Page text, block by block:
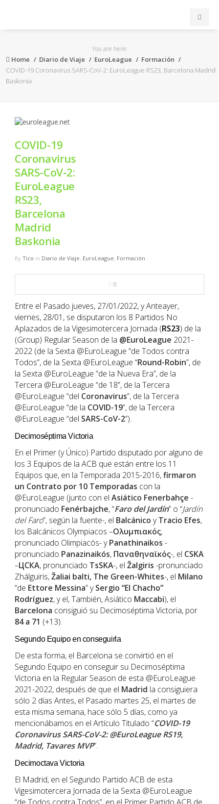
ACB
FEB
FIBA
OTROS
FORMACIÓN
NBA
RIO 2016
You are here:
Home Diario de Viaje EuroLeague
Formación
COVID-19 Coronavirus SARS-CoV-2: EuroLeague RS23, Barcelona Madrid
Baskonia
COVID-19
Coronavirus
SARS-CoV-2:
EuroLeague
RS23,
Barcelona
Madrid
Baskonia
By Tico in Diario de Viaje, EuroLeague, Formación
0
Entre el Pasado jueves, 27/01/2022, y Anteayer,
viernes, 28/01, se disputaron los 8 Partidos No
Aplazados de la Vigesimotercera Jornada (RS23) de la
(Group) Regular Season de la @EuroLeague 2021-
2022 (de la Sexta @EuroLeague “de Todos contra
Todos”, de la Sexta @EuroLeague “Round-Robin”, de
la Sexta @EuroLeague “de la Nueva Era”, de la
Tercera @EuroLeague “de 18”, de la Tercera
@EuroLeague “del Coronavirus”, de la Tercera
@EuroLeague “de la COVID-19”, de la Tercera
@EuroLeague “del SARS-CoV-2”).
Decimoséptima Victoria
En el Primer (y Único) Partido disputado por alguno de
los 3 Equipos de la ACB que están entre los 11
Equipos que, en la Temporada 2015-2016,firmaron
un Contrato por 10 Temporadas con la
@EuroLeague (junto con el Asiático Fenerbahçe -
pronunciado Fenérbajche, “Faro del Jardín” o “Jardín
del Faro”, según la fuente-, el Balcánico yTracio Efes,
los Balcánicos Olympiacos –Ολυμπιακός,
pronunciado Olimpiacós- yPanathinaikos -
pronunciado Panazinaikós, Παναθηναϊκός-, el CSKA
–ЦСКА, pronunciado TsSKA-, el Žalgiris -pronunciado
Zhálguiris,Žaliai balti, The Green-Whites-, el Milano
“de Ettore Messina” ySergio “El Chacho”
Rodríguez, y el, También, Asiático Maccabi), el
Barcelona consiguió su Decimoséptima Victoria, por
84 a 71 (+13).
Segundo Equipo en conseguirla
De esta forma, el Barcelona se convirtió en el
Segundo Equipo en conseguir su Decimoséptima
Victoria en la Regular Season de esta @EuroLeague
2021-2022, después de que el Madrid la consiguiera
sólo 2 días Antes, el Pasado martes 25, el martes de
esta misma semana, hace sólo 5 días, como ya
mencionábamos en el Artículo Titulado “COVID-19
Coronavirus SARS-CoV-2: @EuroLeague RS19,
Madrid, Tavares MVP”.
Decimoctava Victoria
El Madrid, en el Segundo Partido ACB de esta
Vigesimotercera Jornada de la Sexta @EuroLeague